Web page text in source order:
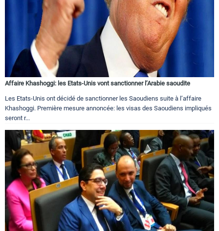
Affaire Khashoggi: les Etats-Unis vont sanctionner l’Arabie saoudite
Les Etats-Unis ont décidé de sanctionner les Saoudiens suite à l’affaire
Khashoggi. Première mesure annoncée: les visas des Saoudiens impliqués
seront r...